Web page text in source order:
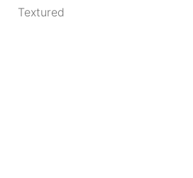
Textured